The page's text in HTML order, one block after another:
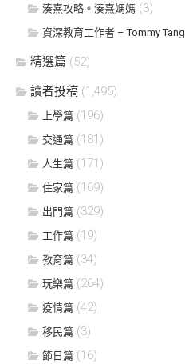
湊熹攻略。湊熹媽媽 (3)
資深教育工作者 – Tommy Tang
精選篇 (52)
讀者投稿 (1,495)
上學篇 (196)
交通篇 (181)
人生篇 (171)
住家篇 (169)
出門篇 (329)
工作篇 (19)
教育篇 (34)
玩樂篇 (264)
疫情篇 (42)
移民篇 (3)
節日篇 (16)